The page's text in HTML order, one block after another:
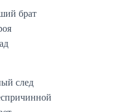
брат
след